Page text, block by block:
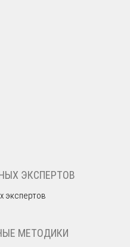
ЭКСПЕРТОВ
МЕТОДИКИ